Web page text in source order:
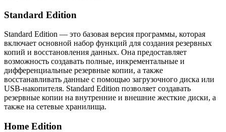
Standard Edition
Standard Edition — это базовая версия программы, которая
включает основной набор функций для создания резервных
копий и восстановления данных. Она предоставляет
возможность создавать полные, инкрементальные и
дифференциальные резервные копии, а также
восстанавливать данные с помощью загрузочного диска или
USB-накопителя. Standard Edition позволяет создавать
резервные копии на внутренние и внешние жесткие диски, а
также на сетевые хранилища.
Home Edition